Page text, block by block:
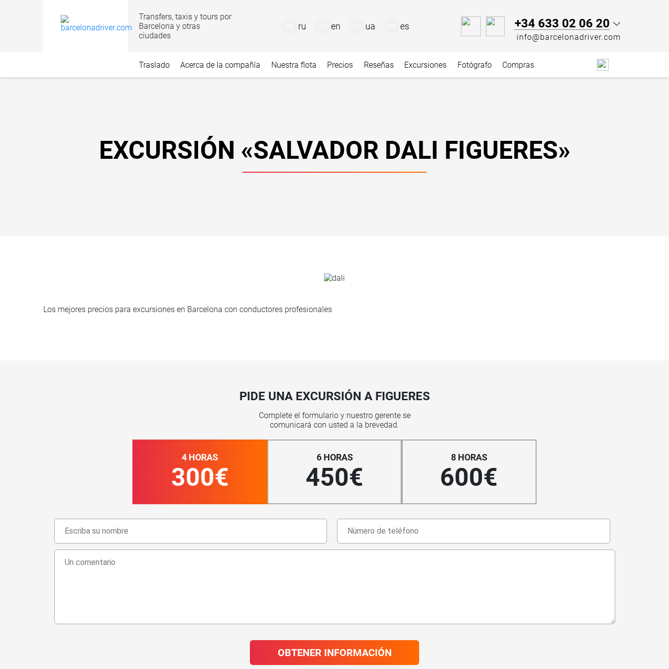
Transfers, taxis y tours por
Barcelona y otras
ciudades
ru en ua es +34 633 02 06 20
info@barcelonadriver.com
Traslado Acerca de la compañía Nuestra flota Precios Reseñas Excursiones Fotógrafo Compras
EXCURSIÓN «SALVADOR DALI FIGUERES»
Los mejores precios para excursiones en Barcelona con conductores profesionales
PIDE UNA EXCURSIÓN A FIGUERES
Complete el formulario y nuestro gerente se
comunicará con usted a la brevedad.
4 HORAS
300€
6 HORAS
450€
8 HORAS
600€